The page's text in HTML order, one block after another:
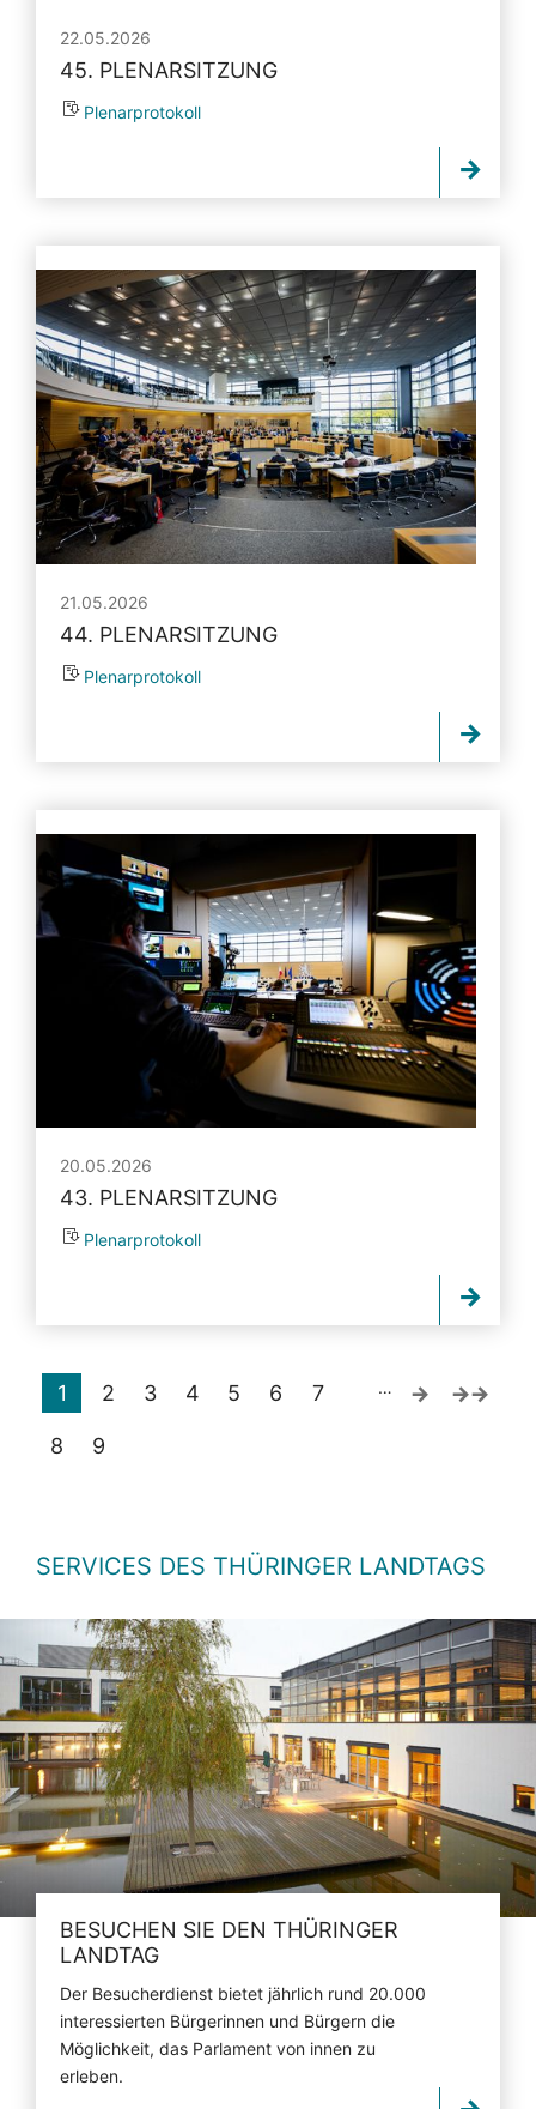
22.05.2026
45. PLENARSITZUNG
Plenarprotokoll
21.05.2026
44. PLENARSITZUNG
Plenarprotokoll
20.05.2026
43. PLENARSITZUNG
Plenarprotokoll
1 2 3 4 5 6 7
8 9
…
SERVICES DES THÜRINGER LANDTAGS
BESUCHEN SIE DEN THÜRINGER
LANDTAG
Der Besucherdienst bietet jährlich rund 20.000
interessierten Bürgerinnen und Bürgern die
Möglichkeit, das Parlament von innen zu
erleben.